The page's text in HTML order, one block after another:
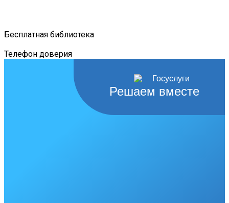
Бесплатная библиотека
Телефон доверия
Решаем вместе